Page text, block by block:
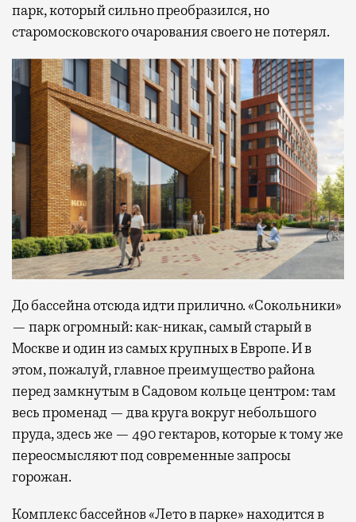
парк, который сильно преобразился, но
старомосковского очарования своего не потерял.
До бассейна отсюда идти прилично. «Сокольники»
— парк огромный: как-никак, самый старый в
Москве и один из самых крупных в Европе. И в
этом, пожалуй, главное преимущество района
перед замкнутым в Садовом кольце центром: там
весь променад — два круга вокруг небольшого
пруда, здесь же — 490 гектаров, которые к тому же
переосмысляют под современные запросы
горожан.
Комплекс бассейнов «Лето в парке» находится в